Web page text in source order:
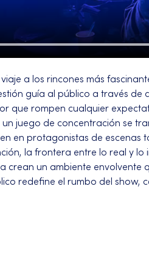
a los rincones más
guía al público a través de
que rompen cualquier
un juego de concentración se
en protagonistas de escenas
la frontera entre lo real y lo
crean un ambiente
redefine el rumbo del show,